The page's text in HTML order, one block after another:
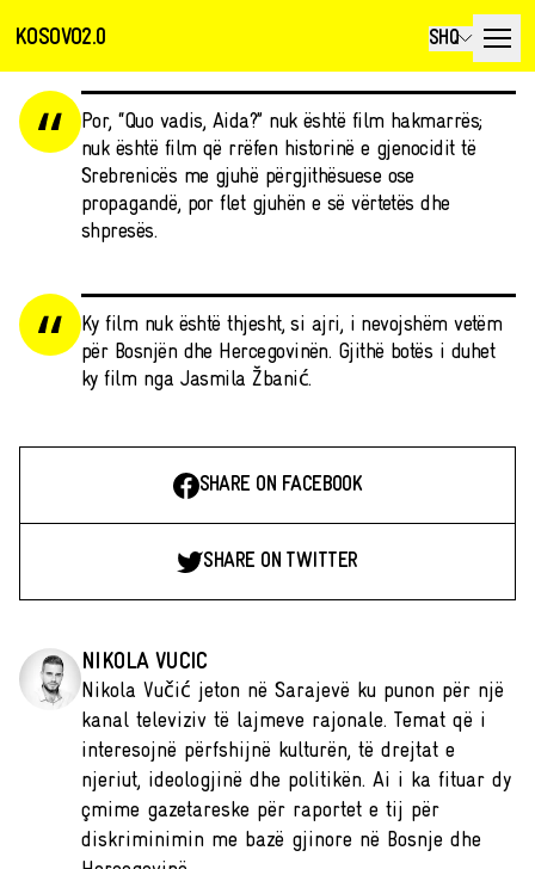
KOSOVO2.0 SHQ
Por, “Quo vadis, Aida?” nuk është film hakmarrës;
nuk është film që rrëfen historinë e gjenocidit të
Srebrenicës me gjuhë përgjithësuese ose
propagandë, por flet gjuhën e së vërtetës dhe
shpresës.
Ky film nuk është thjesht, si ajri, i nevojshëm vetëm
për Bosnjën dhe Hercegovinën. Gjithë botës i duhet
ky film nga Jasmila Žbanić.
SHARE ON FACEBOOK
SHARE ON TWITTER
NIKOLA VUCIC
Nikola Vučić jeton në Sarajevë ku punon për një
kanal televiziv të lajmeve rajonale. Temat që i
interesojnë përfshijnë kulturën, të drejtat e
njeriut, ideologjinë dhe politikën. Ai i ka fituar dy
çmime gazetareske për raportet e tij për
diskriminimin me bazë gjinore në Bosnje dhe